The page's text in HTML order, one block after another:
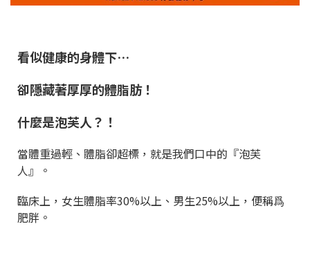
看似健康的身體下…
卻隱藏著厚厚的體脂肪！
什麼是泡芙人？！
當體重過輕、體脂卻超標，就是我們口中的『泡芙
人』。
臨床上，女生體脂率30%以上、男生25%以上，便稱爲
肥胖。